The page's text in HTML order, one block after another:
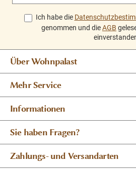
Ich habe die
genommen und dieAGB
Über Wohnpalast
Mehr Service
Informationen
Sie haben Fragen?
Zahlungs- und Versandarten